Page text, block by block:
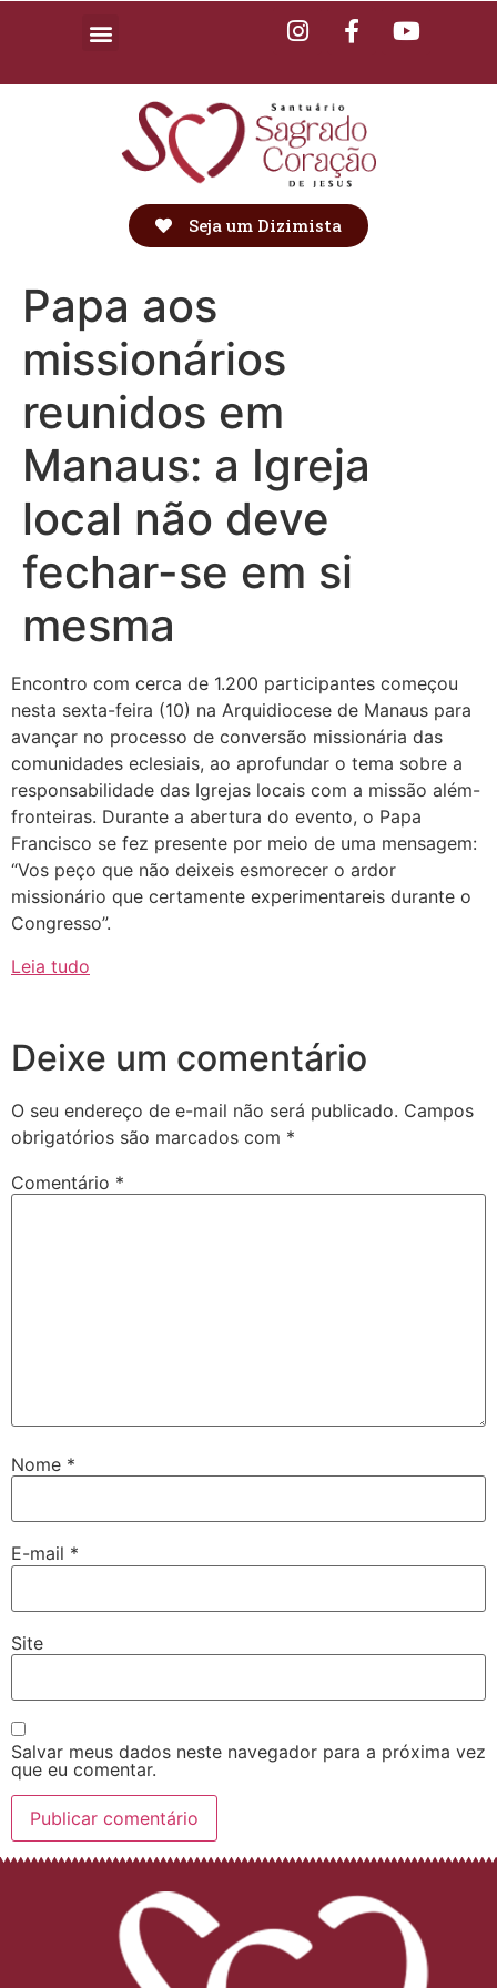
Seja um Dizimista
Papa aos
missionários
reunidos em
Manaus: a Igreja
local não deve
fechar-se em si
mesma
Encontro com cerca de 1.200 participantes começou
nesta sexta-feira (10) na Arquidiocese de Manaus para
avançar no processo de conversão missionária das
comunidades eclesiais, ao aprofundar o tema sobre a
responsabilidade das Igrejas locais com a missão além-
fronteiras. Durante a abertura do evento, o Papa
Francisco se fez presente por meio de uma mensagem:
“Vos peço que não deixeis esmorecer o ardor
missionário que certamente experimentareis durante o
Congresso”.
Leia tudo
Deixe um comentário
O seu endereço de e-mail não será publicado. Campos
obrigatórios são marcados com *
Comentário *
Nome *
E-mail *
Site
Salvar meus dados neste navegador para a próxima vez
que eu comentar.